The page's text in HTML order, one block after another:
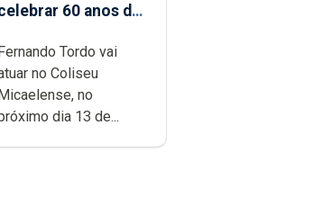
60 anos de
Tordo vai
no Coliseu
no
dia 13 de...